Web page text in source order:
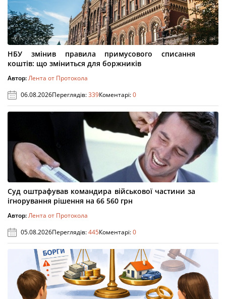
НБУ змінив правила примусового списання
коштів: що зміниться для боржників
Автор:Лента от Протокола
06.08.2026Переглядів:339Коментарі:0
Суд оштрафував командира військової частини за
ігнорування рішення на 66 560 грн
Автор:Лента от Протокола
05.08.2026Переглядів:445Коментарі:0